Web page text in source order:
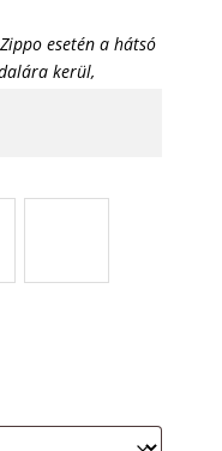
esetén a hátsó
kerül,